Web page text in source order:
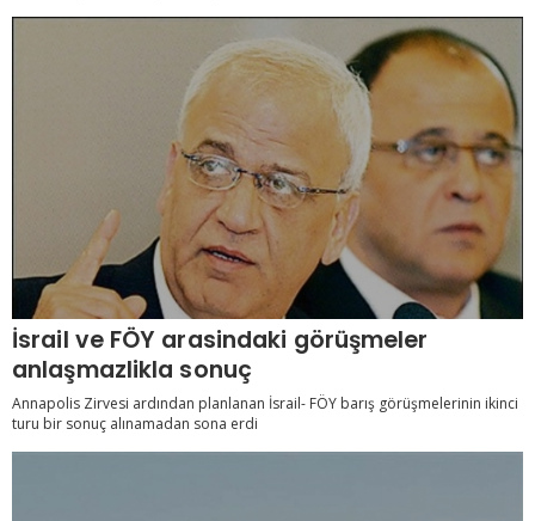
İsrail ve FÖY arasindaki görüşmeler
anlaşmazlikla sonuç
Annapolis Zirvesi ardından planlanan İsrail- FÖY barış görüşmelerinin ikinci
turu bir sonuç alınamadan sona erdi